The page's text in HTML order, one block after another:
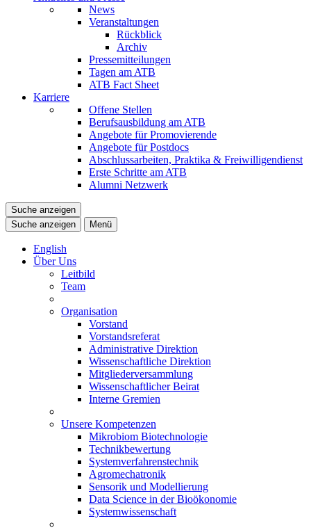
News
Veranstaltungen
Rückblick
Archiv
Pressemitteilungen
Tagen am ATB
ATB Fact Sheet
Karriere
Offene Stellen
Berufsausbildung am ATB
Angebote für Promovierende
Angebote für Postdocs
Abschlussarbeiten, Praktika & Freiwilligendienst
Erste Schritte am ATB
Alumni Netzwerk
Suche anzeigen
Suche anzeigen
Menü
English
Über Uns
Leitbild
Team
Organisation
Vorstand
Vorstandsreferat
Administrative Direktion
Wissenschaftliche Direktion
Mitgliederversammlung
Wissenschaftlicher Beirat
Interne Gremien
Unsere Kompetenzen
Mikrobiom Biotechnologie
Technikbewertung
Systemverfahrenstechnik
Agromechatronik
Sensorik und Modellierung
Data Science in der Bioökonomie
Systemwissenschaft